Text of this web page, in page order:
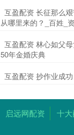
互盈配资 长征那么
从哪里来的？_百姓_
互盈配资 林心如父
50年金婚庆典
互盈配资 抄作业成
启远网配资 十